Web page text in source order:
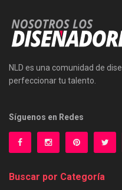
NLD es una comunidad de
perfeccionar tu talento.
Síguenos en Redes
Buscar por Categoría